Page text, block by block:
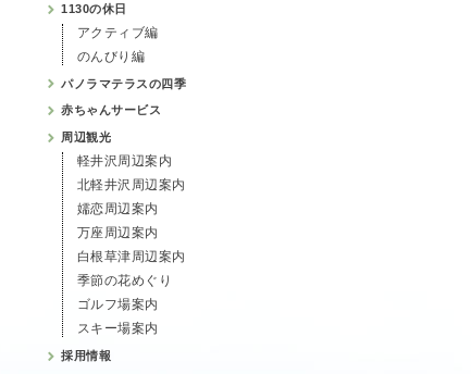
1130の休日
アクティブ編
のんびり編
パノラマテラスの四季
赤ちゃんサービス
周辺観光
軽井沢周辺案内
北軽井沢周辺案内
嬬恋周辺案内
万座周辺案内
白根草津周辺案内
季節の花めぐり
ゴルフ場案内
スキー場案内
採用情報